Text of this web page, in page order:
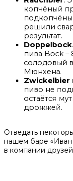
копчёный
решили
результат.
Doppelbock
пива Bock –
солодовый
Мюнхена.
Zwickelbier
пиво не
остаётся
дрожжей.
Отведать
нашем баре «Иван
в компании